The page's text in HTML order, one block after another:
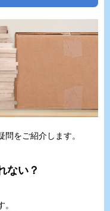
をご紹介します。
ない？